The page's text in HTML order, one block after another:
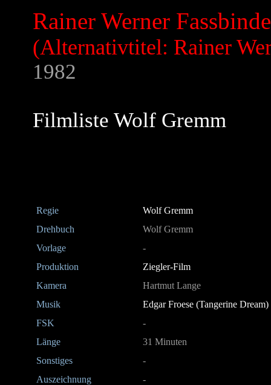
Rainer Werner
(Alternativtitel: Rainer
1982
Filmliste Wolf Gremm
Regie
Wolf Gremm
Drehbuch
Wolf Gremm
Vorlage
-
Produktion
Ziegler-Film
Kamera
Hartmut Lange
Musik
Edgar Froese (Tangerine Dream)
FSK
-
Länge
31 Minuten
Sonstiges
-
Auszeichnung
-